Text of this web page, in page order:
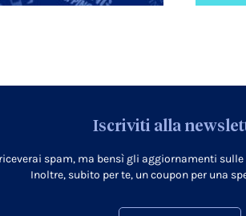
Iscriviti alla
spam, ma bensì gli aggiornamenti
Inoltre, subito per te, un coupon per una